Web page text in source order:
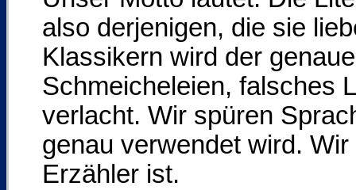
also derjenigen, die sie
Klassikern wird der
Schmeicheleien, falsches
verlacht. Wir spüren
genau verwendet wird.
Erzähler ist.